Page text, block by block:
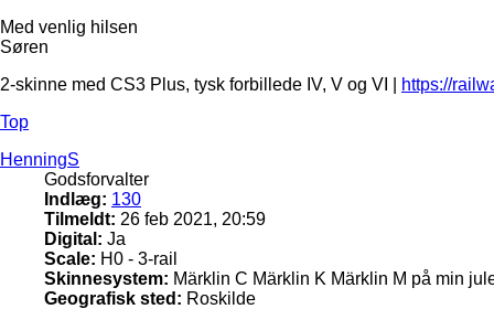
Med venlig hilsen
Søren
2-skinne med CS3 Plus, tysk forbillede IV, V og VI |
https://
Top
HenningS
Godsforvalter
Indlæg: 130
Tilmeldt: 26 feb 2021, 20:59
Digital: Ja
Scale: H0 - 3-rail
Skinnesystem: Märklin C Märklin K Märklin M på min
Geografisk sted: Roskilde